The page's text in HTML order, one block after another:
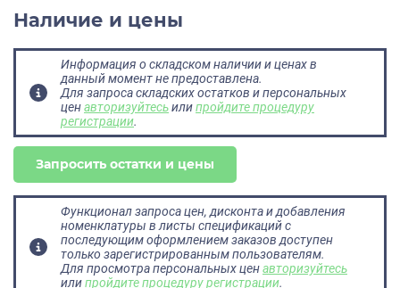
Наличие и цены
Информация о складском наличии и ценах в
данный момент не предоставлена.
Для запроса складских остатков и персональных
ценавторизуйтесьилипройдите процедуру
регистрации.
Запросить остатки и цены
Функционал запроса цен, дисконта и добавления
номенклатуры в листы спецификаций с
последующим оформлением заказов доступен
только зарегистрированным пользователям.
Для просмотра персональных ценавторизуйтесь
илипройдите процедуру регистрации.